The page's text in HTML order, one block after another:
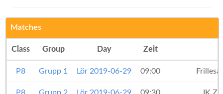
Matches
Class Group Day Zeit
P8 Grupp 1 Lör 2019-06-29 09:00